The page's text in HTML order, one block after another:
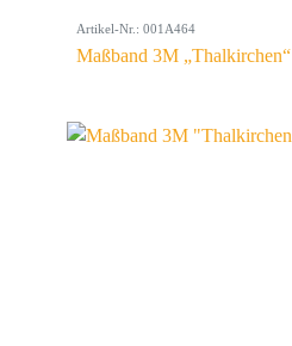
Artikel-Nr.: 001A464
Maßband 3M „Thalkirchen“